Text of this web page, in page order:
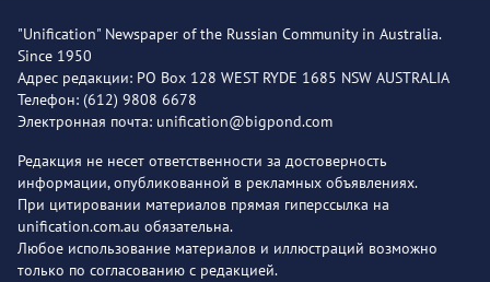
"Unification" Newspaper of the Russian Community in Australia.
Since 1950
Адрес редакции: PO Box 128 WEST RYDE 1685 NSW AUSTRALIA
Телефон: (612) 9808 6678
Электронная почта: unification@bigpond.com
Редакция не несет ответственности за достоверность
информации, опубликованной в рекламных объявлениях.
При цитировании материалов прямая гиперссылка на
unification.com.au обязательна.
Любое использование материалов и иллюстраций возможно
только по согласованию с редакцией.